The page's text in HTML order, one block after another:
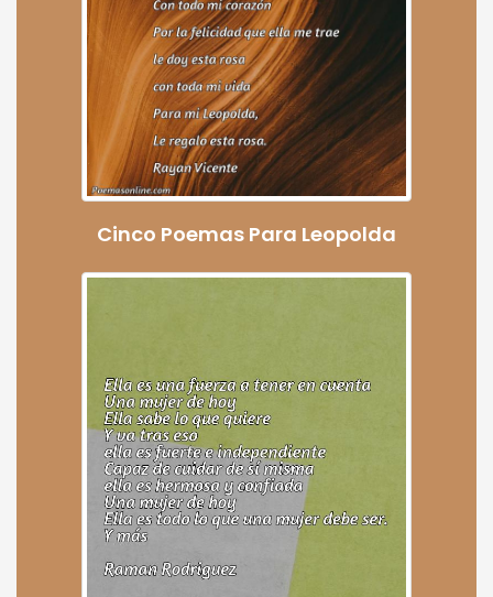
Cinco Poemas Para Leopolda